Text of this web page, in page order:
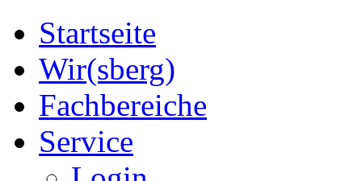
Startseite
Wir(sberg)
Fachbereiche
Service